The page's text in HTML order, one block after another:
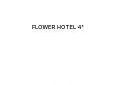
FLOWER HOTEL 4*